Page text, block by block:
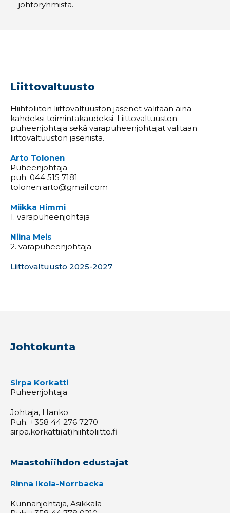
johtoryhmistä.
Liittovaltuusto
Hiihtoliiton liittovaltuuston jäsenet valitaan aina
kahdeksi toimintakaudeksi. Liittovaltuuston
puheenjohtaja sekä varapuheenjohtajat valitaan
liittovaltuuston jäsenistä.
Arto Tolonen
Puheenjohtaja
puh. 044 515 7181
tolonen.arto@gmail.com
Miikka Himmi
1. varapuheenjohtaja
Niina Meis
2. varapuheenjohtaja
Liittovaltuusto 2025-2027
Johtokunta
Sirpa Korkatti
Puheenjohtaja
Johtaja, Hanko
Puh. +358 44 276 7270
sirpa.korkatti(at)hiihtoliitto.fi
Maastohiihdon edustajat
Rinna Ikola-Norrbacka
Kunnanjohtaja, Asikkala